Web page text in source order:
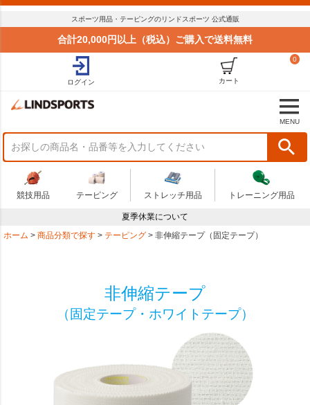
スポーツ用品・テーピングのリンドスポーツ 公式通販
合計20,000円以上（税込）ご購入で送料無料
ログイン
0
カート
MENU
競技用品 テーピング ストレッチ用品 トレーニング用品
夏季休業について
ホーム
商品分類で探す テーピング 非伸縮テープ（固定テープ）
非伸縮テープ
（固定テープ・ホワイトテープ）